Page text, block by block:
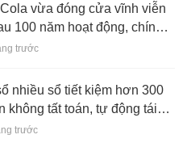
vừa đóng cửa vĩnh viễn
100 năm hoạt động, chính
lịch sử
trước
nhiều sổ tiết kiệm hơn 300
không tất toán, tự động tái
hàng
trước